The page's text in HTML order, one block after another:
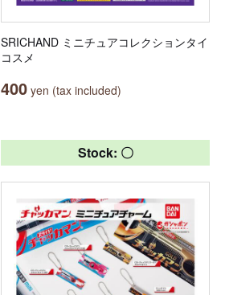
SRICHAND ミニチュアコレクションタイ
コスメ
400 yen (tax included)
Stock: 〇